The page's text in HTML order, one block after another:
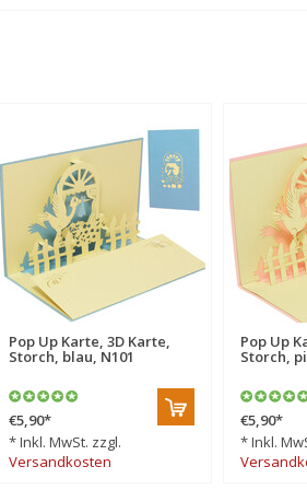
Pop Up Karte, 3D Karte,
Storch, blau, N101
€5,90*
* Inkl. MwSt. zzgl.
Versandkosten
Pop Up
Storch,
€5,90*
* Inkl.